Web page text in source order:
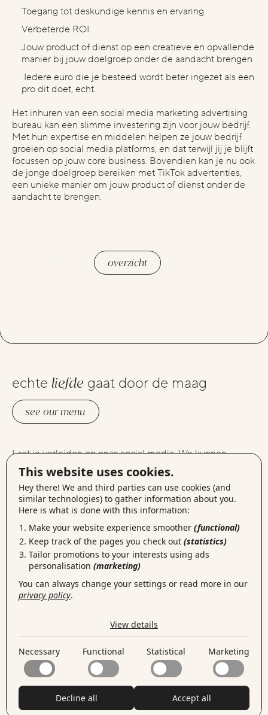
This website uses cookies.
Hey there! We and third parties can use cookies (and
similar technologies) to gather information about you.
Here is what is done with this information:
Make your website experience smoother (functional)
Keep track of the pages you check out (statistics)
Tailor promotions to your interests using ads
personalisation (marketing)
You can always change your settings or read more in our
privacy policy.
Necessary
Necessary cookies help make a website usable by
enabling basic functions like page navigation and access
to secure areas of the website. The website cannot
Functional
Functional cookies enable a website to remember
information that changes the way the website behaves
or looks, like your preferred language or the region that
you are in.
Statistical
Statistical cookies help website owners to understand
how visitors interact with websites by collecting and
Marketing
View details
Necessary Functional Statistical Marketing
Decline all Accept all
Toegang tot deskundige kennis en ervaring.
Verbeterde ROI.
Jouw product of dienst op een creatieve en opvallende
manier bij jouw doelgroep onder de aandacht brengen
Iedere euro die je besteed wordt beter ingezet als een
pro dit doet, echt.
Het inhuren van een social media marketing advertising
bureau kan een slimme investering zijn voor jouw bedrijf.
Met hun expertise en middelen helpen ze jouw bedrijf
groeien op social media platforms, en dat terwijl jij je blijft
focussen op jouw core business. Bovendien kan je nu ook
de jonge doelgroep bereiken met TikTok advertenties,
een unieke manier om jouw product of dienst onder de
aandacht te brengen.
overzicht
echte liefde gaat door de maag
see our menu
Laat je verleiden op onze social media. We kunnen
elkaars foto’s liken op
, lekker connecten via
linkedin , berichtjes delen opfacebookof gewoon samen
een filmpje kijken opvimeo.
Zet jij de eerste stap?mailons of kom langs op onze
locaties. Meer een fan van het geschreven woord? Kijk
dan naar onzeblog.